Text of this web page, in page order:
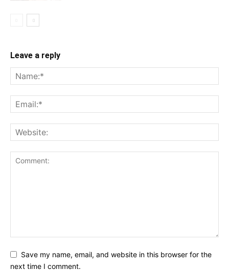
Leave a reply
Save my name, email, and website in this browser for the
next time I comment.